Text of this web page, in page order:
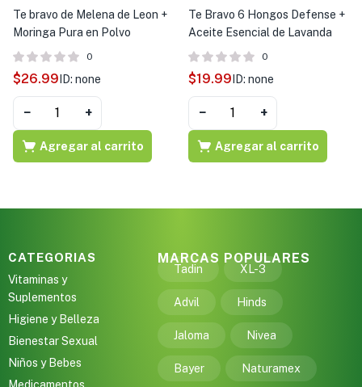
Te bravo de Melena de Leon +
Moringa Pura en Polvo
0
$26.99 ID: none
− +
Agregar al carrito
Te Bravo 6 Hongos Defense +
Aceite Esencial de Lavanda
0
$19.99 ID: none
− +
Agregar al carrito
CATEGORIAS
Vitaminas y
Suplementos
Higiene y Belleza
Bienestar Sexual
Niños y Bebes
Medicamentos
MARCAS POPULARES
Tadin XL-3
Advil Hinds
Jaloma Nivea
Bayer Naturamex